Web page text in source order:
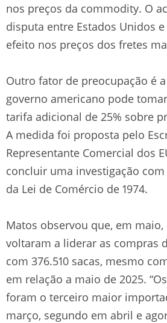
nos preços da commodity. O
disputa entre Estados Unidos
efeito nos preços dos fretes
Outro fator de preocupação é
governo americano pode
tarifa adicional de 25% sobre
A medida foi proposta pelo
Representante Comercial dos
concluir uma investigação com
da Lei de Comércio de 1974.
Matos observou que, em maio,
voltaram a liderar as compras
com 376.510 sacas, mesmo
em relação a maio de 2025.
foram o terceiro maior
março, segundo em abril e